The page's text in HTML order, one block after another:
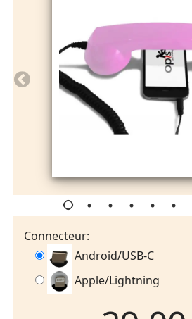
Connecteur:
Android/USB-C
Apple/Lightning